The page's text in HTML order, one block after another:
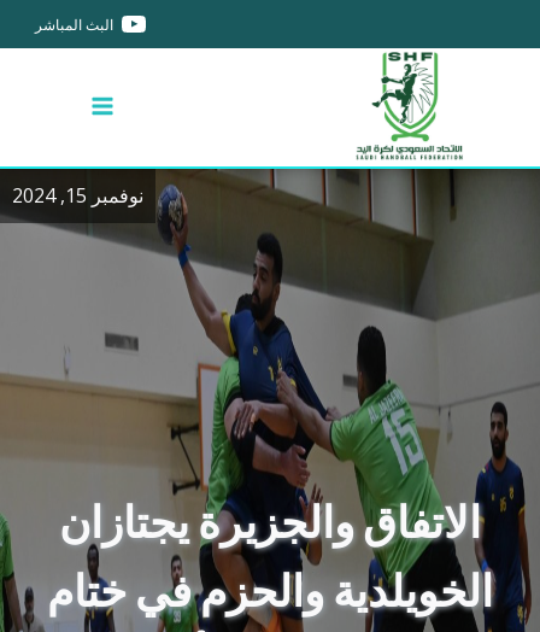
البث المباشر
نوفمبر 15, 2024
الاتفاق والجزيرة يجتازان
الخويلدية والحزم في ختام